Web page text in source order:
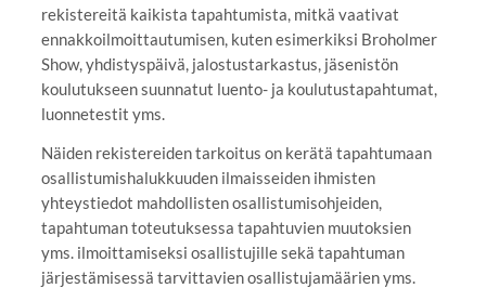
rekistereitä kaikista tapahtumista, mitkä vaativat
ennakkoilmoittautumisen, kuten esimerkiksi Broholmer
Show, yhdistyspäivä, jalostustarkastus, jäsenistön
koulutukseen suunnatut luento- ja koulutustapahtumat,
luonnetestit yms.
Näiden rekistereiden tarkoitus on kerätä tapahtumaan
osallistumishalukkuuden ilmaisseiden ihmisten
yhteystiedot mahdollisten osallistumisohjeiden,
tapahtuman toteutuksessa tapahtuvien muutoksien
yms. ilmoittamiseksi osallistujille sekä tapahtuman
järjestämisessä tarvittavien osallistujamäärien yms.